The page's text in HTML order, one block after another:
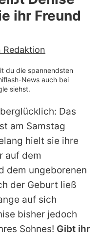
Promiflash
ihr Freund
Redaktion
du die spannendsten
News auch bei
siehst.
Das
am Samstag
hielt sie ihre
auf dem
dem ungeborenen
der Geburt ließ
auf sich
bisher jedoch
Sohnes! Gibt ihr